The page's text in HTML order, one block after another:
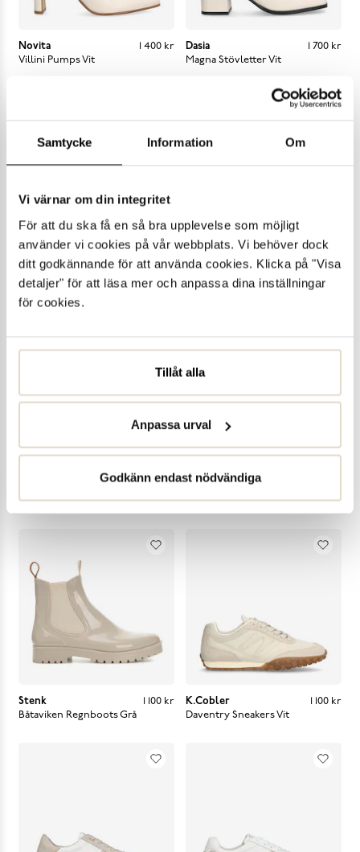
Samtycke Information Om
Vi värnar om din integritet
För att du ska få en så bra upplevelse som möjligt
använder vi cookies på vår webbplats. Vi behöver dock
ditt godkännande för att använda cookies. Klicka på "Visa
detaljer" för att läsa mer och anpassa dina inställningar
för cookies.
Tillåt alla
Anpassa urval
Godkänn endast nödvändiga
Novita
Villini PumpsVit
1 400 kr
1 400 kr
Dasia
Magna StövletterVit
1 700 kr
1 700 kr
Skechers
232700 Arch Fit 2.0
Sneakers
Vit
Pris :1 500 kr
1 500 kr
Adidas
Advantage 2.0 SneakersVit
Pris: 999 kr
999 kr
Asher SneakersVit
Kane SneakersVit
Stenk
Båtaviken RegnbootsGrå
1 100 kr
1 100 kr
K.Cobler
Daventry SneakersVit
1 100 kr
1 100 kr